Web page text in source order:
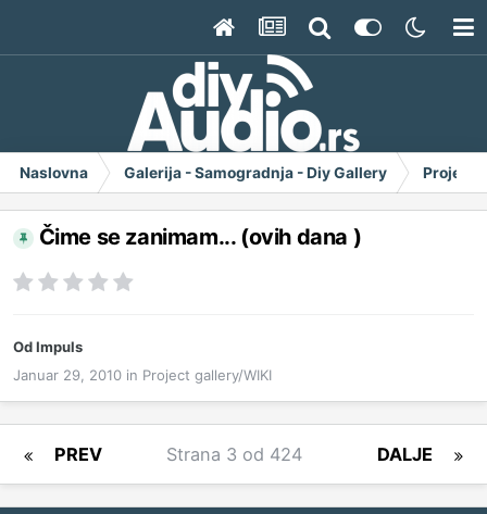
Naslovna Galerija - Samogradnja - Diy Gallery Project
Čime se zanimam... (ovih dana )
OdImpuls
Januar 29, 2010 in Project gallery/WIKI
PREV DALJE
Strana 3 od 424